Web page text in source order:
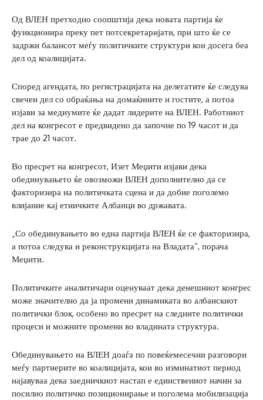
Од ВЛЕН претходно соопштија дека новата партија ќе
функционира преку пет потсекретаријати, при што ќе се
задржи балансот меѓу политичките структури кои досега беа
дел од коалицијата.
Според агендата, по регистрацијата на делегатите ќе следува
свечен дел со обраќања на домаќините и гостите, а потоа
изјави за медиумите ќе дадат лидерите на ВЛЕН. Работниот
дел на конгресот е предвидено да започне по 19 часот и да
трае до 21 часот.
Во пресрет на конгресот, Изет Меџити изјави дека
обединувањето ќе овозможи ВЛЕН дополнително да се
факторизира на политичката сцена и да добие поголемо
влијание кај етничките Албанци во државата.
„Со обединувањето во една партија ВЛЕН ќе се факторизира,
а потоа следува и реконструкцијата на Владата“, порача
Меџити.
Политичките аналитичари оценуваат дека денешниот конгрес
може значително да ја промени динамиката во албанскиот
политички блок, особено во пресрет на следните политички
процеси и можните промени во владината структура.
Обединувањето на ВЛЕН доаѓа по повеќемесечни разговори
меѓу партнерите во коалицијата, кои во изминатиот период
најавуваа дека заедничкиот настап е единствениот начин за
посилно политичко позиционирање и поголема мобилизација